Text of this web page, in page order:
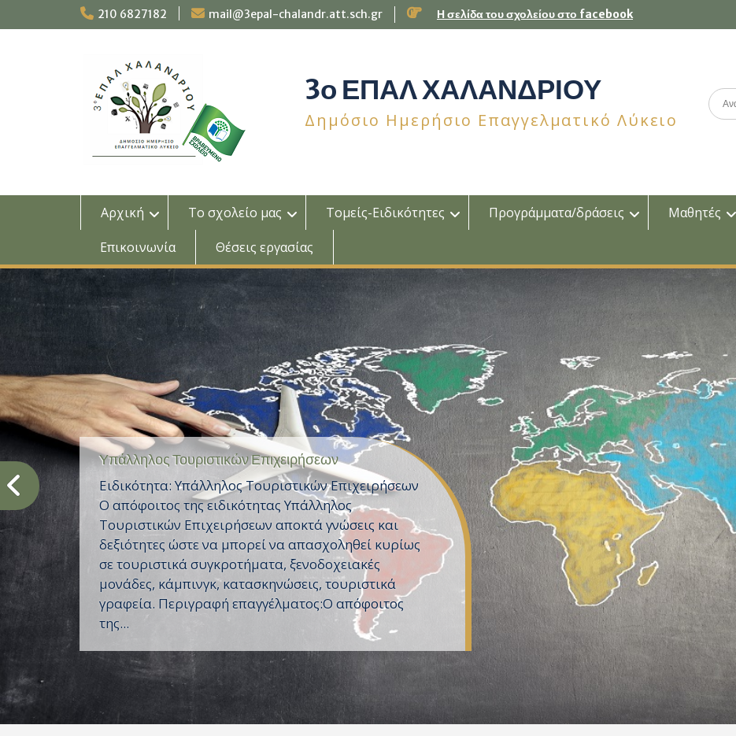
210 6827182 mail@3epal-chalandr.att.sch.gr Η σελίδα του σχολείου στο facebook
3ο ΕΠΑΛ ΧΑΛΑΝΔΡΙΟΥ
Δημόσιο Ημερήσιο Επαγγελματικό Λύκειο
Search
for:
Αρχική Το σχολείο μας Τομείς-Ειδικότητες Προγράμματα/δράσεις Μαθητές
Επικοινωνία
Θέσεις εργασίας
Υπάλληλος Τουριστικών Επιχειρήσεων
Ειδικότητα: Υπάλληλος Τουριστικών Επιχειρήσεων
Ο απόφοιτος της ειδικότητας Υπάλληλος
Τουριστικών Επιχειρήσεων αποκτά γνώσεις και
δεξιότητες ώστε να μπορεί να απασχοληθεί κυρίως
σε τουριστικά συγκροτήματα, ξενοδοχειακές
μονάδες, κάμπινγκ, κατασκηνώσεις, τουριστικά
γραφεία. Περιγραφή επαγγέλματος:Ο απόφοιτος
της...